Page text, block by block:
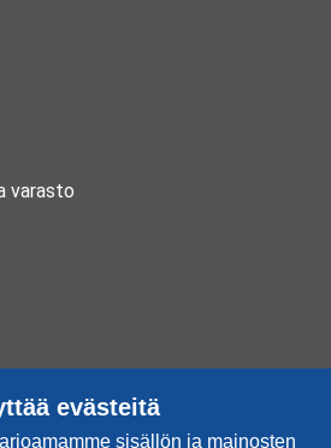
varasto
evästeitä
sisällön ja mainosten